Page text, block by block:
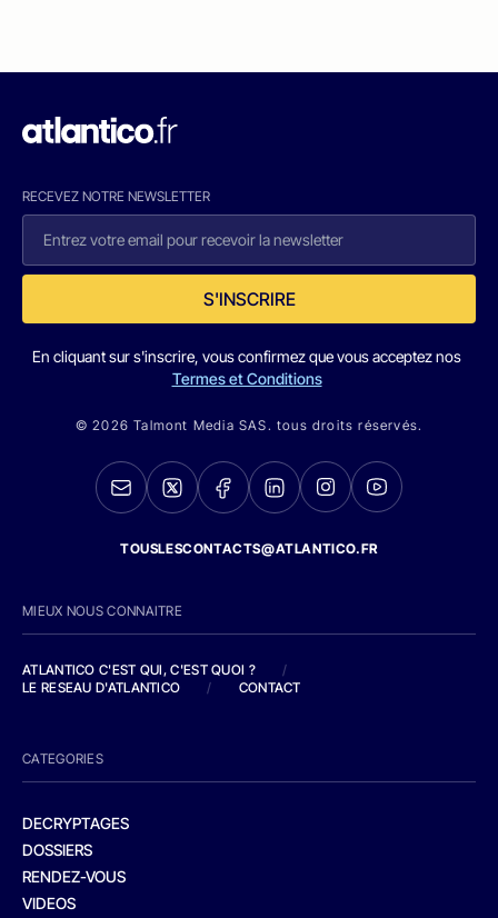
RECEVEZ NOTRE NEWSLETTER
S'INSCRIRE
En cliquant sur s'inscrire, vous confirmez que vous acceptez nos
Termes et Conditions
© 2026 Talmont Media SAS. tous droits réservés.
TOUSLESCONTACTS@ATLANTICO.FR
MIEUX NOUS CONNAITRE
ATLANTICO C'EST QUI, C'EST QUOI ?
/
LE RESEAU D'ATLANTICO
/ CONTACT
CATEGORIES
DECRYPTAGES
DOSSIERS
RENDEZ-VOUS
VIDEOS